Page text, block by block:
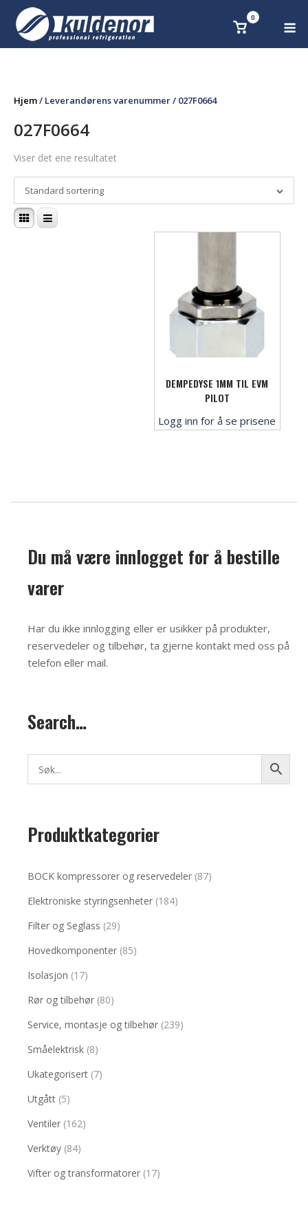
content
Se 0
Hjem/ Leverandørens varenummer / 027F0664
027F0664
Viser det ene resultatet
Standard sortering
DEMPEDYSE 1MM TIL EVM
PILOT
Logg inn for å se prisene
Du må være innlogget for å bestille
varer
Har du ikke innlogging eller er usikker på produkter,
reservedeler og tilbehør, ta gjerne kontakt med oss på
telefon eller mail.
Search…
Produktkategorier
BOCK kompressorer og reservedeler (87)
Elektroniske styringsenheter (184)
Filter og Seglass (29)
Hovedkomponenter (85)
Isolasjon (17)
Rør og tilbehør (80)
Service, montasje og tilbehør (239)
Småelektrisk (8)
Ukategorisert (7)
Utgått (5)
Ventiler (162)
Verktøy (84)
Vifter og transformatorer (17)